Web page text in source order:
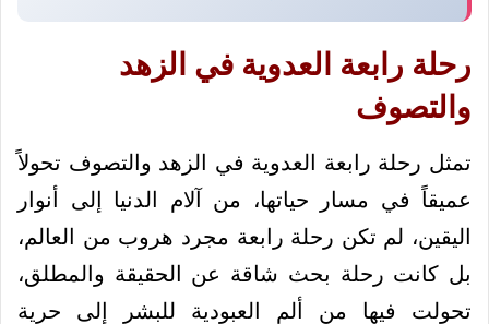
رحلة رابعة العدوية في الزهد
والتصوف
تمثل رحلة رابعة العدوية في الزهد والتصوف تحولاً
عميقاً في مسار حياتها، من آلام الدنيا إلى أنوار
اليقين، لم تكن رحلة رابعة مجرد هروب من العالم،
بل كانت رحلة بحث شاقة عن الحقيقة والمطلق،
تحولت فيها من ألم العبودية للبشر إلى حرية